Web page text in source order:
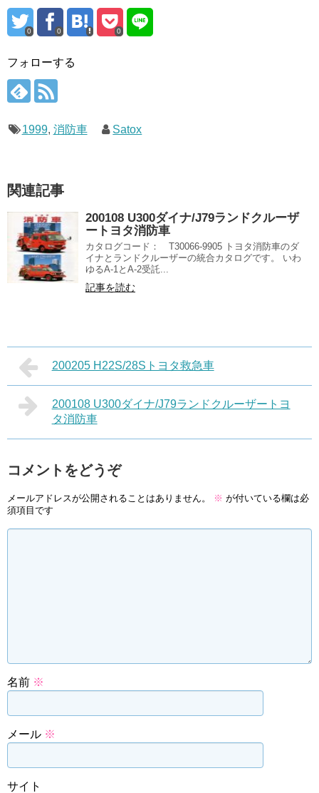
0 0 0
フォローする
1999, 消防車 Satox
関連記事
200108 U300ダイナ/J79ランドクルーザ
ートヨタ消防車
カタログコード： T30066-9905 トヨタ消防車のダ
イナとランドクルーザーの統合カタログです。 いわ
ゆるA-1とA-2受託...
記事を読む
200205 H22S/28Sトヨタ救急車
200108 U300ダイナ/J79ランドクルーザートヨ
タ消防車
コメントをどうぞ
メールアドレスが公開されることはありません。 ※ が付いている欄は必
須項目です
名前 ※
メール ※
サイト